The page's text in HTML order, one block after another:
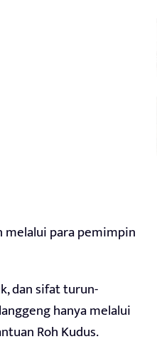
melalui para pemimpin
dan sifat turun-
hanya melalui
Roh Kudus.